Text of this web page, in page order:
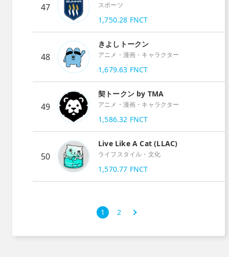
47 スポーツ
1,750.28 FNCT
48
きよしトークン
アニメ・漫画・キャラクター
1,679.63 FNCT
49
契トークン by TMA
アニメ・漫画・キャラクター
1,586.32 FNCT
50
Live Like A Cat (LLAC)
ライフスタイル・文化
1,570.77 FNCT
1 2